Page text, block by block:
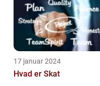
17 januar 2024
Hvad er Skat